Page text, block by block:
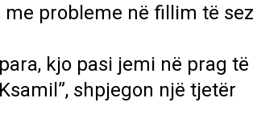
probleme në fillim të
kjo pasi jemi në prag
shpjegon një tjetër